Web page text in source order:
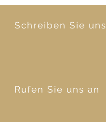
Schreiben Sie uns
Rufen Sie uns an